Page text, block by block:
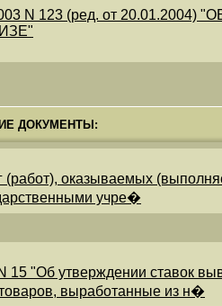
N 123 (ред. от 20.01.2004)
ДОКУМЕНТЫ:
(работ), оказываемых
учре�
15 "Об утверждении ставок
выработанные из н�